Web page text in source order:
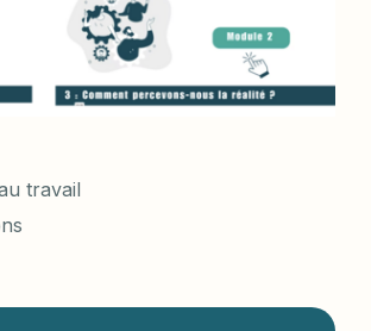
travail